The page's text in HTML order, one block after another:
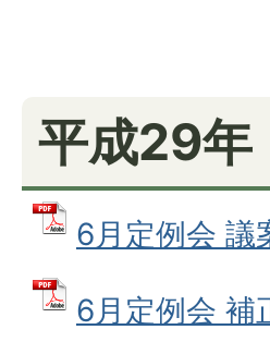
平成29年
6月定例会 議
6月定例会 補